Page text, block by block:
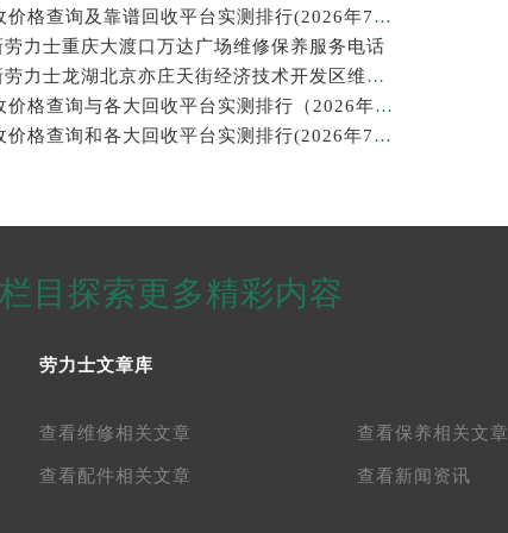
广州劳力士回收价格查询及靠谱回收平台实测排行(2026年7月最新)
力士重庆大渡口万达广场维修保养服务电话
2026年7月最新劳力士龙湖北京亦庄天街经济技术开发区维修保养服务电话
苏州劳力士回收价格查询与各大回收平台实测排行（2026年7月最新数据）
广州劳力士回收价格查询和各大回收平台实测排行(2026年7月最新数据)
目探索更多精彩内容
劳力士文章库
查看维修相关文章 查看保养相关文章
查看配件相关文章 查看新闻资讯